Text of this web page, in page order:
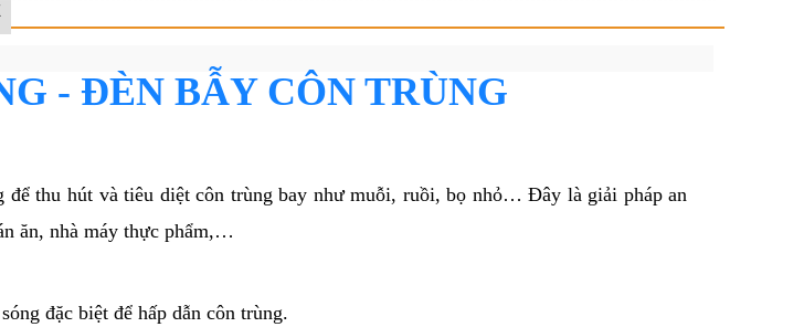
- ĐÈN BẪY CÔN TRÙNG
để thu hút và tiêu diệt côn trùng bay như muỗi, ruồi, bọ nhỏ… Đây là giải pháp an
ăn, nhà máy thực phẩm,…
đặc biệt để hấp dẫn côn trùng.